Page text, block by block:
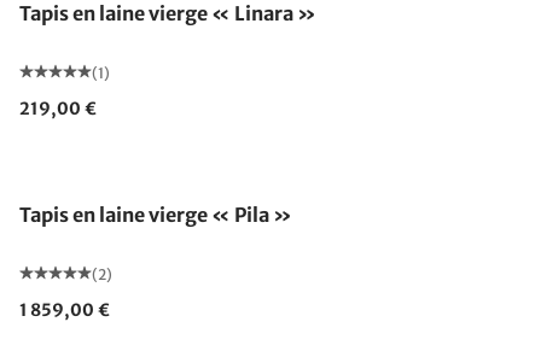
Tapis en laine vierge « Linara »
(1)
219,00 €
Tapis en laine vierge « Pila »
(2)
1 859,00 €